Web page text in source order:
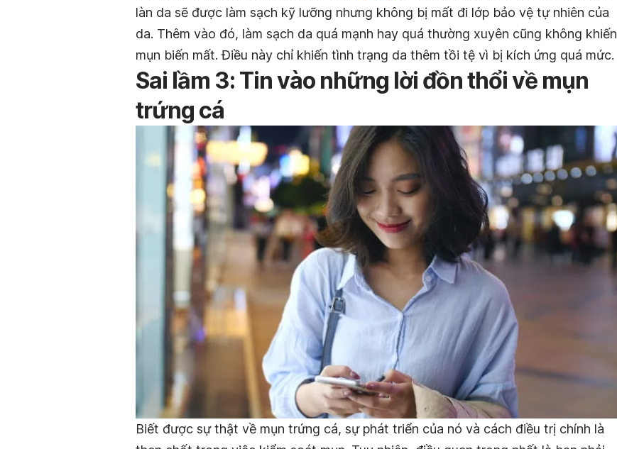
làn da sẽ được làm sạch kỹ lưỡng nhưng không bị mất đi lớp bảo vệ tự nhiên của
da. Thêm vào đó, làm sạch da quá mạnh hay quá thường xuyên cũng không khiến
mụn biến mất. Điều này chỉ khiến tình trạng da thêm tồi tệ vì bị kích ứng quá mức.
Sai lầm 3: Tin vào những lời đồn thổi về mụn
trứng cá
Biết được sự thật về mụn trứng cá, sự phát triển của nó và cách điều trị chính là